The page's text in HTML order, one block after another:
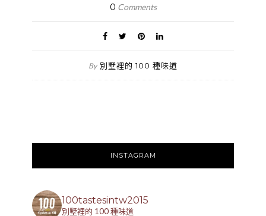
0 Comments
By 別墅裡的 100 種味道
INSTAGRAM
100tastesintw2015
別墅裡的 100 種味道